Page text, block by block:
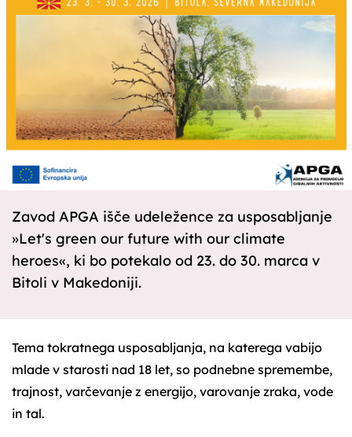
Zavod APGA išče udeležence za usposabljanje
»Let's green our future with our climate
heroes«, ki bo potekalo od 23. do 30. marca v
Bitoli v Makedoniji.
Tema tokratnega usposabljanja, na katerega vabijo
mlade v starosti nad 18 let, so podnebne spremembe,
trajnost, varčevanje z energijo, varovanje zraka, vode
in tal.